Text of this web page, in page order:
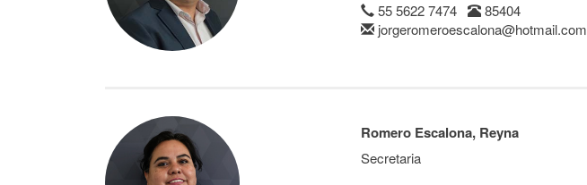
55 5622 7474
85404
jorgeromeroescalona@hotmail.com
Romero Escalona, Reyna
Secretaria